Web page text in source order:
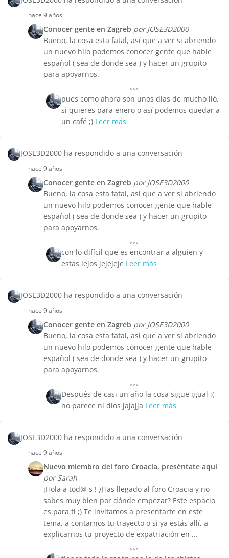
hace 9 años
Conocer gente en Zagreb por JOSE3D2000
Bueno, la cosa esta fatal, así que a ver si abriendo
un nuevo hilo podemos conocer gente que hable
español ( sea de donde sea ) y hacer un grupito
para apoyarnos.
pues como ahora son unos días de mucho lió,
si quieres para enero o así podemos quedar a
un café ;) Leer más
JOSE3D2000 ha respondido a una conversación
hace 9 años
Conocer gente en Zagreb por JOSE3D2000
Bueno, la cosa esta fatal, así que a ver si abriendo
un nuevo hilo podemos conocer gente que hable
español ( sea de donde sea ) y hacer un grupito
para apoyarnos.
con lo difícil que es encontrar a alguien y
estas lejos jejejeje Leer más
JOSE3D2000 ha respondido a una conversación
hace 9 años
Conocer gente en Zagreb por JOSE3D2000
Bueno, la cosa esta fatal, así que a ver si abriendo
un nuevo hilo podemos conocer gente que hable
español ( sea de donde sea ) y hacer un grupito
para apoyarnos.
Después de casi un año la cosa sigue igual :(
no parece ni dios jajajja Leer más
JOSE3D2000 ha respondido a una conversación
hace 9 años
Nuevo miembro del foro Croacia, preséntate aquí
por Sarah
¡Hola a tod@ s ! ¿Has llegado al foro Croacia y no
sabes muy bien por dónde empezar? Este espacio
es para ti ;) Te invitamos a presentarte en este
tema, a contarnos tu trayecto o si ya estás allí, a
explicarnos tu proyecto de expatriación en ...